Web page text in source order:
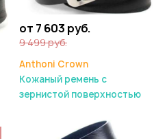
от 7 603 руб.
9 499 руб.
Anthoni Crown
Кожаный ремень с
зернистой поверхностью